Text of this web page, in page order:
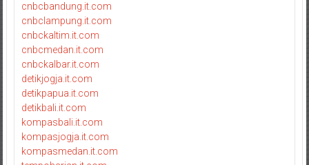
cnbcbandung.it.com
cnbclampung.it.com
cnbckaltim.it.com
cnbcmedan.it.com
cnbckalbar.it.com
detikjogja.it.com
detikpapua.it.com
detikbali.it.com
kompasbali.it.com
kompasjogja.it.com
kompasmedan.it.com